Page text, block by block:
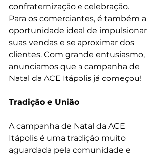
confraternização e celebração.
Para os comerciantes, é também a
oportunidade ideal de impulsionar
suas vendas e se aproximar dos
clientes. Com grande entusiasmo,
anunciamos que a campanha de
Natal da ACE Itápolis já começou!
Tradição e União
A campanha de Natal da ACE
Itápolis é uma tradição muito
aguardada pela comunidade e